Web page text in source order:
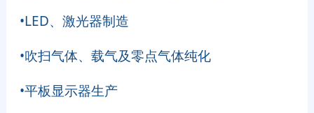
•LED、激光器制造
•吹扫气体、载气及零点气体纯化
•平板显示器生产